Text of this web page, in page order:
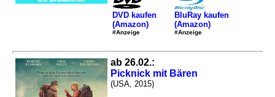
DVD kaufen
(Amazon)
#Anzeige
BluRay kaufen
(Amazon)
#Anzeige
ab 26.02.:
Picknick mit Bären
(USA, 2015)